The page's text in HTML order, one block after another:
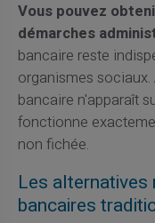
Vous pouvez
démarches
bancaire reste
organismes
bancaire n'apparaît
fonctionne
non fichée.
Les
bancaires